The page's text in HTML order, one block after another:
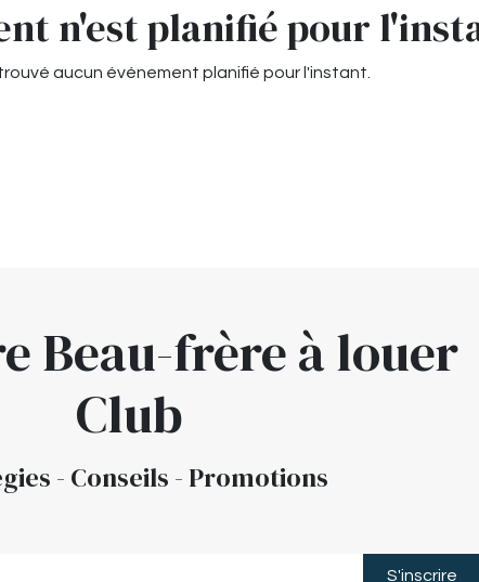
n'est planifié pour
aucun événement planifié pour l'instant.
Beau-frère à louer
Club
- Conseils - Promotions
S'inscrire